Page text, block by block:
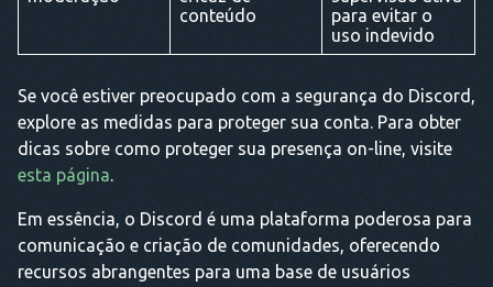
conteúdo
para evitar o
uso indevido
Se você estiver preocupado com a segurança do Discord,
explore as medidas para proteger sua conta. Para obter
dicas sobre como proteger sua presença on-line, visite
esta página.
Em essência, o Discord é uma plataforma poderosa para
comunicação e criação de comunidades, oferecendo
recursos abrangentes para uma base de usuários